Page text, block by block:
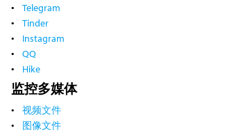
Telegram
Tinder
Instagram
QQ
Hike
监控多媒体
视频文件
图像文件